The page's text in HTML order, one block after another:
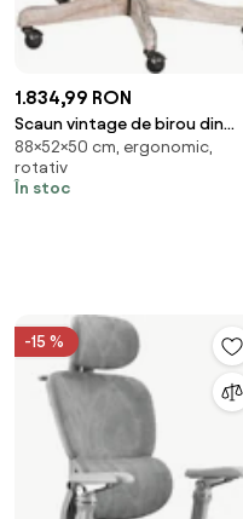
1.834,99 RON
Scaun vintage de birou din
piele ecologică maro închis cu
roți și înălțime reglabilă, lemn
cu finisaj alb antichizat,
88×52×50 cm, ergonomic,
rotativ
În stoc
-15 %